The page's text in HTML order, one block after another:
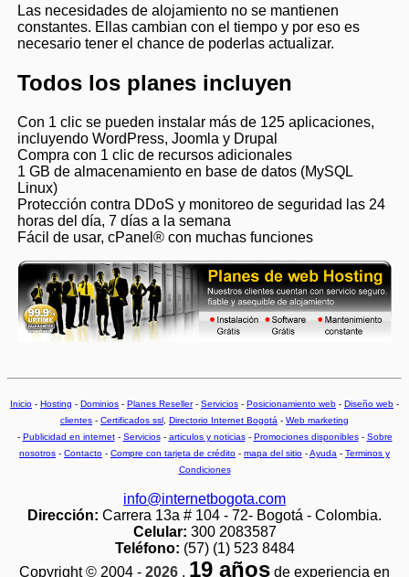
Las necesidades de alojamiento no se mantienen
constantes. Ellas cambian con el tiempo y por eso es
necesario tener el chance de poderlas actualizar.
Todos los planes incluyen
Con 1 clic se pueden instalar más de 125 aplicaciones,
incluyendo WordPress, Joomla y Drupal
Compra con 1 clic de recursos adicionales
1 GB de almacenamiento en base de datos (MySQL
Linux)
Protección contra DDoS y monitoreo de seguridad las 24
horas del día, 7 días a la semana
Fácil de usar, cPanel® con muchas funciones
Inicio - Hosting - Dominios - Planes Reseller- Servicios - Posicionamiento web - Diseño web -
clientes - Certificados ssl Directorio Internet Bogotá - Web marketing
- Publicidad en internet- Servicios- articulos y noticias- Promociones disponibles- Sobre
nosotros - Contacto - Compre con tarjeta de crédito - mapa del sitio -Ayuda - Terminos y
Condiciones
info@internetbogota.com
Dirección: Carrera 13a # 104 - 72- Bogotá - Colombia.
Celular: 300 2083587
Teléfono: (57) (1) 523 8484
Copyright © 2004 - 2026 , 19 años de experiencia en